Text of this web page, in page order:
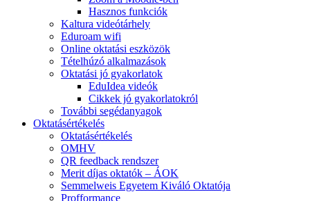
Hasznos funkciók
Kaltura videótárhely
Eduroam wifi
Online oktatási eszközök
Tételhúzó alkalmazások
Oktatási jó gyakorlatok
EduIdea videók
Cikkek jó gyakorlatokról
További segédanyagok
Oktatásértékelés
Oktatásértékelés
OMHV
QR feedback rendszer
Merit díjas oktatók – ÁOK
Semmelweis Egyetem Kiváló Oktatója
Profformance